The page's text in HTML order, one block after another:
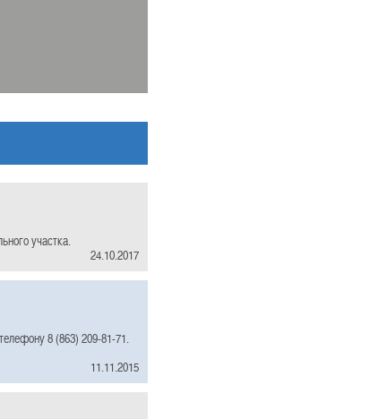
участка.
24.10.2017
8 (863) 209-81-71.
11.11.2015